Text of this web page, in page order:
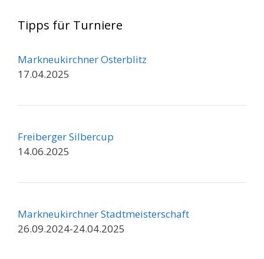
Tipps für Turniere
Markneukirchner Osterblitz
17.04.2025
Freiberger Silbercup
14.06.2025
Markneukirchner Stadtmeisterschaft
26.09.2024-24.04.2025